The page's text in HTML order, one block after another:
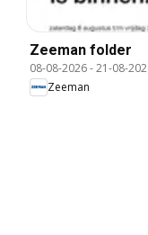
Zeeman folder
08-08-2026-21-08-
Zeeman